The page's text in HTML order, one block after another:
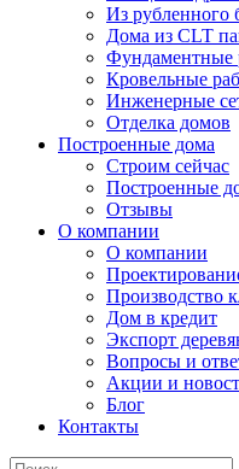
Из рубленного
Дома из CLT
Фундаментные
Кровельные
Инженерные
Отделка домов
Построенные дома
Строим сейчас
Построенные
Отзывы
О компании
О компании
Производство
Дом в кредит
Экспорт
Вопросы и
Акции и
Блог
Контакты